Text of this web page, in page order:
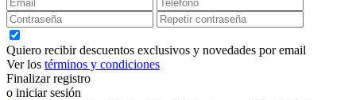
Quiero recibir descuentos exclusivos y novedades por email
Ver los términos y condiciones
Finalizar registro
o iniciar sesión